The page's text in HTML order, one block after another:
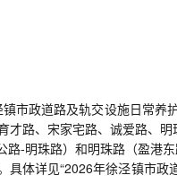
市政道路及轨交设施日常养
路、宋家宅路、诚爱路、
-明珠路）和明珠路（盈港
体详见“2026年徐泾镇市政